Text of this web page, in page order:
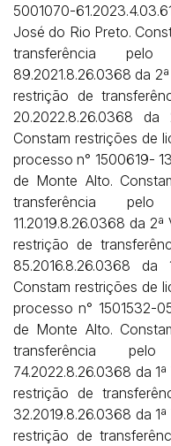
5001070-
José do Rio Preto.
transferência
89.2021.8.26.0368 da
restrição de
20.2022.8.26.0368
Constam restrições de
processo n° 1500619-
de Monte Alto.
transferência
11.2019.8.26.0368 da
restrição de
85.2016.8.26.0368
Constam restrições de
processo n° 1501532-
de Monte Alto.
transferência
74.2022.8.26.0368 da
restrição de
32.2019.8.26.0368 da
restrição de